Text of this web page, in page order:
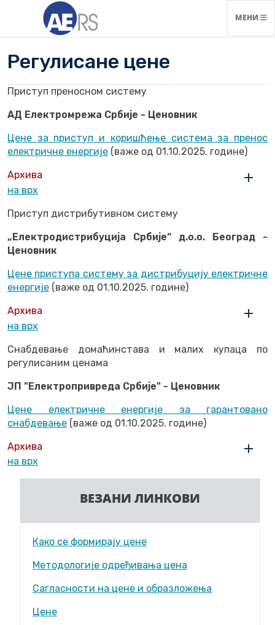
МЕНИ
Регулисане цене
Приступ преносном систему
АД Електромрежа Србије - Ценовник
Цене за приступ и коришћење система за пренос
електричне енергије (важе од 01.10.2025. године)
Архива
на врх
Приступ дистрибутивном систему
„Електродистрибуција Србије“ д.о.о. Београд -
Ценовник
Цене приступа систему за дистрибуцију електричне
енергије (важе од 01.10.2025. године)
Архива
на врх
Снабдевање домаћинстава и малих купаца по
регулисаним ценама
ЈП "Електропривреда Србије" - Ценовник
Цене електричне енергије за гарантовано
снабдевање (важе од 01.10.2025. године)
Архива
на врх
ВЕЗАНИ ЛИНКОВИ
Како се формирају цене
Методологије одређивања цена
Сагласности на цене и образложења
Цене